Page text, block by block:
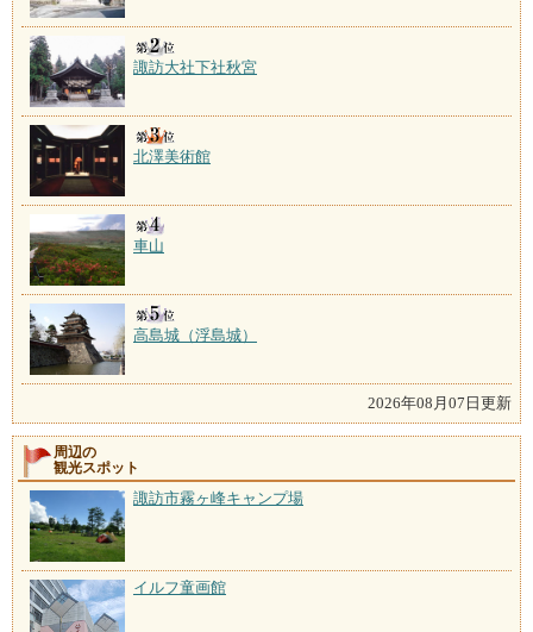
諏訪大社下社秋宮
北澤美術館
車山
高島城（浮島城）
2026年08月07日更新
周辺の
観光スポット
諏訪市霧ヶ峰キャンプ場
イルフ童画館